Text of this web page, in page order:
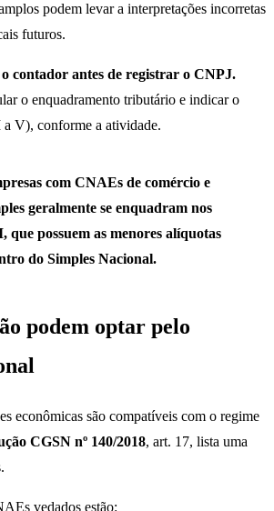
podem levar a interpretações incorretas
futuros.
contador antes de registrar o CNPJ.
o enquadramento tributário e indicar o
a V), conforme a atividade.
com CNAEs de comércio e
geralmente se enquadram nos
que possuem as menores alíquotas
do Simples Nacional.
podem optar pelo
econômicas são compatíveis com o regime
CGSN nº 140/2018, art. 17, lista uma
vedados estão: